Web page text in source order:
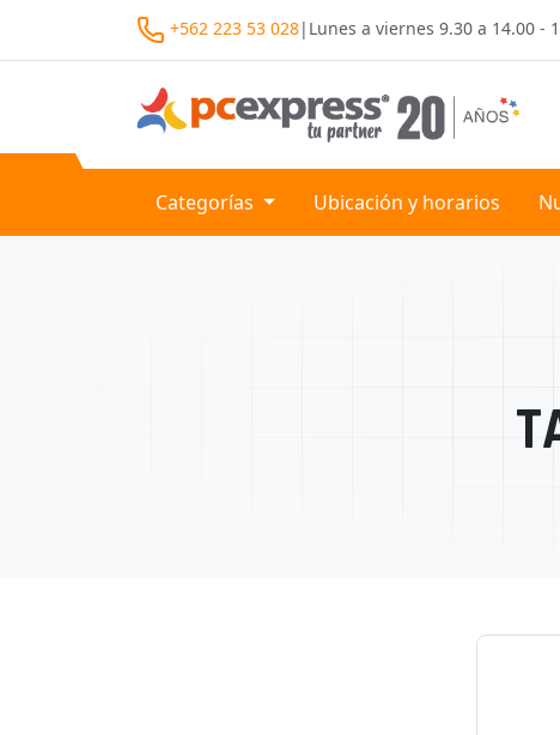
+562 223 53 028| Lunes a viernes 9.30 a 14.00 -
Categorías Ubicación y horarios